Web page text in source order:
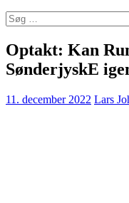
Søg
efter:
Optakt: Kan
SønderjyskE
11. december 2022 Lars